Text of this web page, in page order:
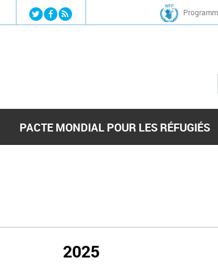
Jump to navigation
PACTE MONDIAL POUR LES RÉFUGIÉS
2025